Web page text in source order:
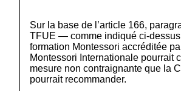
Sur la base de l’article 166,
TFUE — comme indiqué ci-
formation Montessori accréditée
Montessori Internationale pourrait
mesure non contraignante que la
pourrait recommander.